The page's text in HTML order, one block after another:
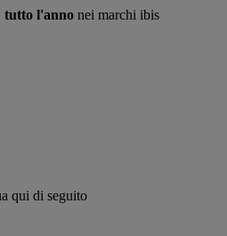
tutto l'anno nei marchi ibis
qui di seguito